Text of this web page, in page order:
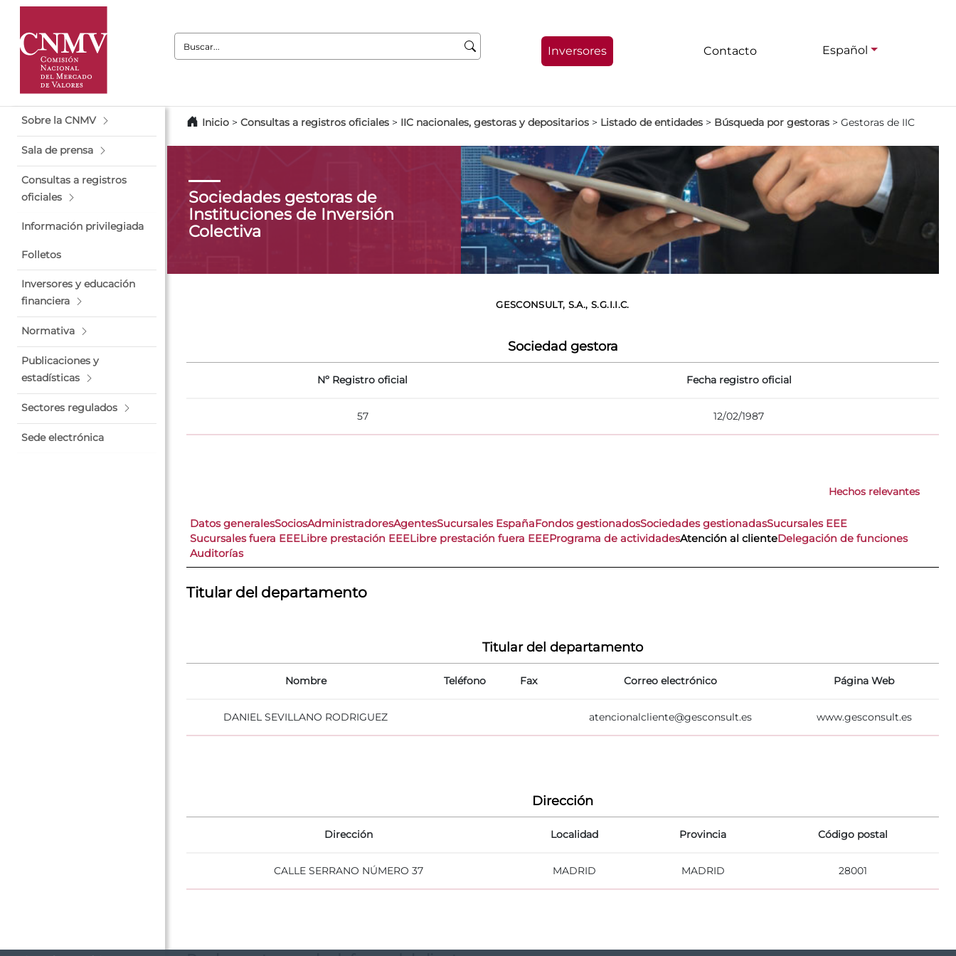
Buscar:
Inversores Contacto Español
Sobre la CNMV
Sala de prensa
Consultas a registros
oficiales
Información privilegiada
Folletos
Inversores y educación
financiera
Normativa
Publicaciones y
estadísticas
Sectores regulados
Sede electrónica
Inicio > Consultas a registros oficiales > IIC nacionales, gestoras y depositarios > Listado de entidades > Búsqueda por gestoras > Gestoras de IIC
Sociedades gestoras de
Instituciones de Inversión
Colectiva
GESCONSULT, S.A., S.G.I.I.C.
Sociedad gestora
Nº Registro oficial Fecha registro oficial
57 12/02/1987
Hechos relevantes
Datos generalesSociosAdministradoresAgentesSucursales EspañaFondos gestionadosSociedades gestionadasSucursales EEE
Sucursales fuera EEELibre prestación EEELibre prestación fuera EEEPrograma de actividadesAtención al clienteDelegación de funciones
Auditorías
Titular del departamento
Titular del departamento
Nombre Teléfono Fax Correo electrónico Página Web
DANIEL SEVILLANO RODRIGUEZ atencionalcliente@gesconsult.es www.gesconsult.es
Dirección
Dirección Localidad Provincia Código postal
CALLE SERRANO NÚMERO 37 MADRID MADRID 28001